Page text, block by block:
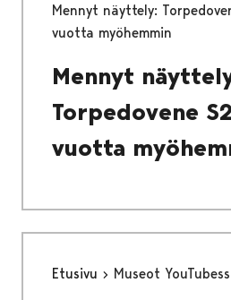
Mennyt näyttely:
vuotta myöhemmin
Mennyt
Torpedovene
vuotta
Etusivu Museot